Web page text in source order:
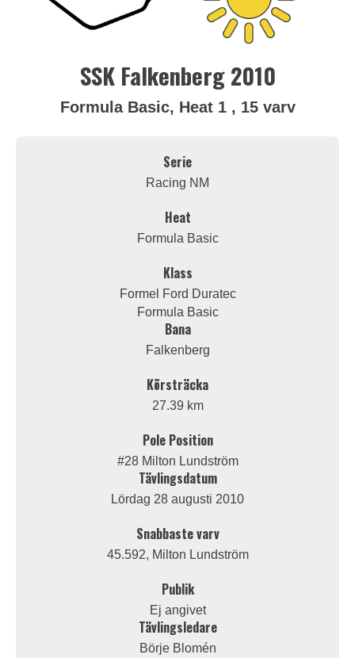
SSK Falkenberg 2010
Formula Basic, Heat 1 , 15 varv
Serie
Racing NM
Heat
Formula Basic
Klass
Formel Ford Duratec
Formula Basic
Bana
Falkenberg
Körsträcka
27.39 km
Pole Position
#28 Milton Lundström
Tävlingsdatum
Lördag 28 augusti 2010
Snabbaste varv
45.592, Milton Lundström
Publik
Ej angivet
Tävlingsledare
Börje Blomén